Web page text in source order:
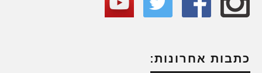
כתבות אחרונות: